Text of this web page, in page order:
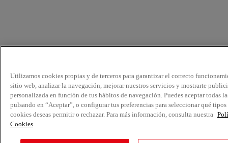
Utilizamos cookies propias y de terceros para garantizar el correcto
sitio web, analizar la navegación, mejorar nuestros servicios y mostrarte
personalizada en función de tus hábitos de navegación. Puedes aceptar todas
pulsando en “Aceptar”, o configurar tus preferencias para seleccionar qué tipos
cookies deseas permitir o rechazar. Para más información, consulta nuestra
Cookies